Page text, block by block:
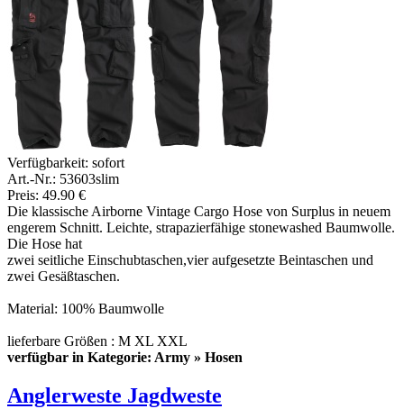
Verfügbarkeit: sofort
Art.-Nr.: 53603slim
Preis: 49.90 €
Die klassische Airborne Vintage Cargo Hose von Surplus in neuem
engerem Schnitt. Leichte, strapazierfähige stonewashed Baumwolle.
Die Hose hat
zwei seitliche Einschubtaschen,vier aufgesetzte Beintaschen und
zwei Gesäßtaschen.
Material: 100% Baumwolle
lieferbare Größen : M XL XXL
verfügbar in Kategorie: Army » Hosen
Anglerweste Jagdweste